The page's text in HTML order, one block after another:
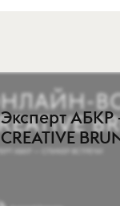
Эксперт АБКР
CREATIVE